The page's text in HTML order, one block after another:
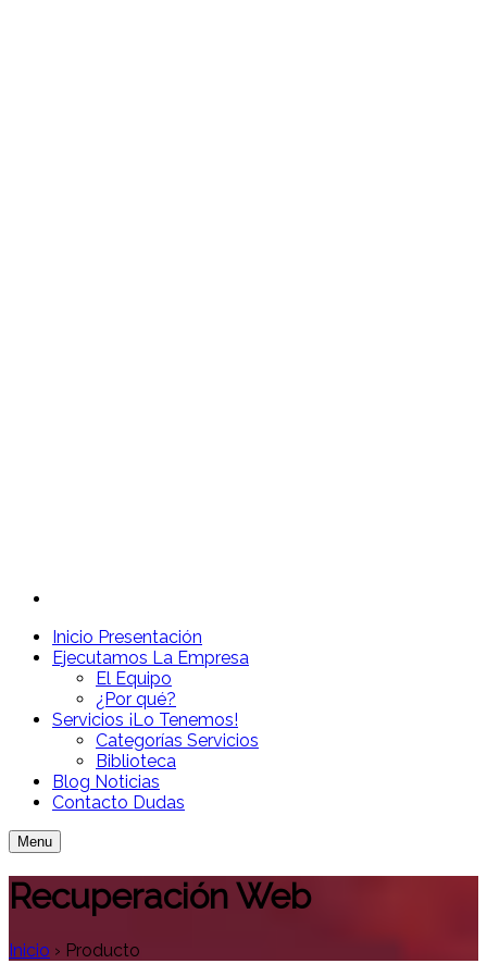
Inicio Presentación
Ejecutamos La Empresa
El Equipo
¿Por qué?
Servicios ¡Lo Tenemos!
Categorías Servicios
Biblioteca
Blog Noticias
Contacto Dudas
Menu
Recuperación Web
Inicio › Producto